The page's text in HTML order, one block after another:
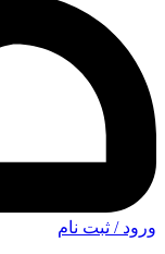
ورود / ثبت نام